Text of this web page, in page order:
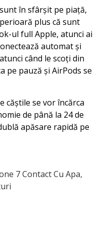
în sfârșit pe piață,
plus că sunt
ul full Apple, atunci ai
automat și
când le scoți din
pe pauză și AirPods se
căștile se vor încărca
de până la 24 de
apăsare rapidă pe
7 Contact Cu Apa,